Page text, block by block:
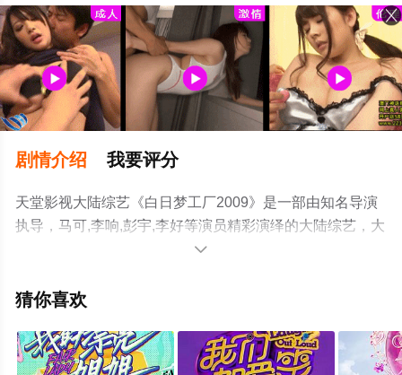
剧情介绍 我要评分
天堂影视大陆综艺《白日梦工厂2009》是一部由知名导演
执导，马可,李响,彭宇,李好等演员精彩演绎的大陆综艺，大
结局剧情已揭晓（完结），手机免费观看高清未删减完整
综艺、电视猫或剧情网等平台了解。

猜你喜欢